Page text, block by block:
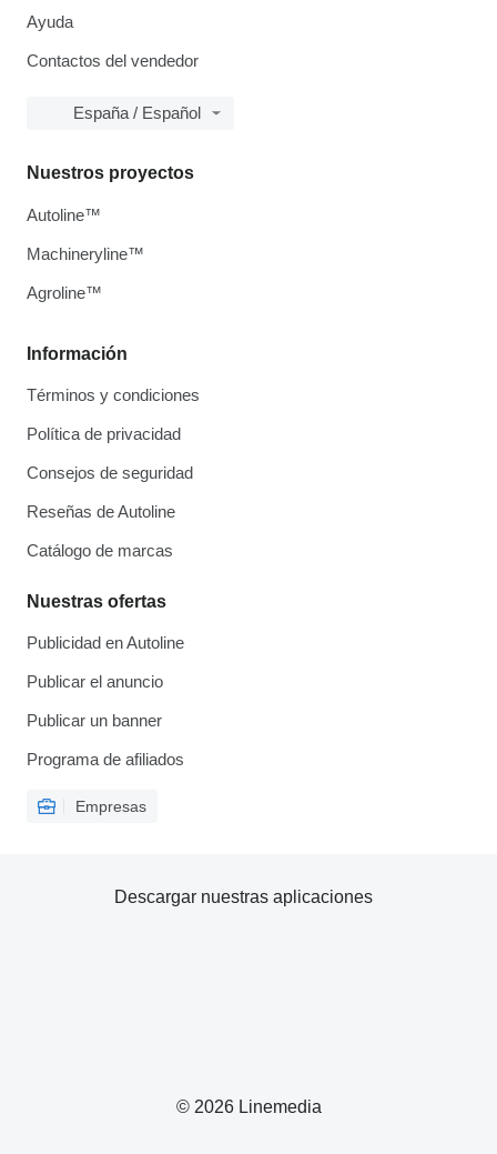
Ayuda
Contactos del vendedor
España / Español
Información
Términos y condiciones
Política de privacidad
Consejos de seguridad
Reseñas de Autoline
Catálogo de marcas
Nuestras ofertas
Publicidad en Autoline
Publicar el anuncio
Publicar un banner
Programa de afiliados
Empresas
Nuestros proyectos
Autoline™
Machineryline™
Agroline™
© 2026 Linemedia
Descargar nuestras aplicaciones